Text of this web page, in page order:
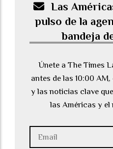
Las
pulso de la
bandeja
Únete a The Times
antes de las 10:00
y las noticias clave
las Américas y el